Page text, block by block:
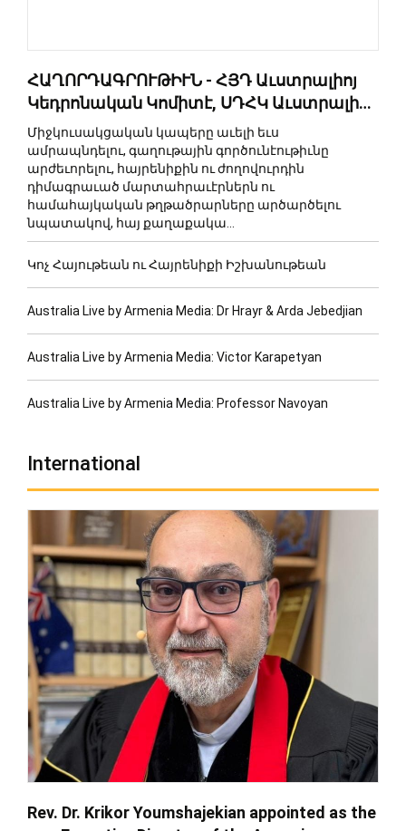
ՀԱՂՈՐԴԱԳՐՈՒԹԻՒՆ - ՀՅԴ Աւստրալիոյ
Կեդրոնական Կոմիտէ, ՍԴՀԿ Աւստրալիոյ
Վարիչ Մարմին, ՌԱԿ Աւստրալիոյ
Շրջանային Վարչութիւն
Միջկուսակցական կապերը աւելի եւս
ամրապնդելու, գաղութային գործունէութիւնը
արժեւորելու, հայրենիքին ու ժողովուրդին
դիմագրաւած մարտահրաւէրներն ու
համահայկական թղթածրարները արծարծելու
նպատակով, հայ քաղաքակա...
Կոչ Հայութեան ու Հայրենիքի Իշխանութեան
Australia Live by Armenia Media: Dr Hrayr & Arda Jebedjian
Australia Live by Armenia Media: Victor Karapetyan
Australia Live by Armenia Media: Professor Navoyan
International
Rev. Dr. Krikor Youmshajekian appointed as the